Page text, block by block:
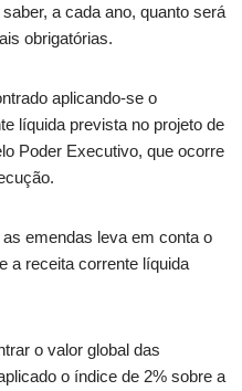
a cada ano, quanto será
obrigatórias.
aplicando-se o
líquida prevista no projeto de
Poder Executivo, que ocorre
emendas leva em conta o
a receita corrente líquida
o valor global das
o índice de 2% sobre a